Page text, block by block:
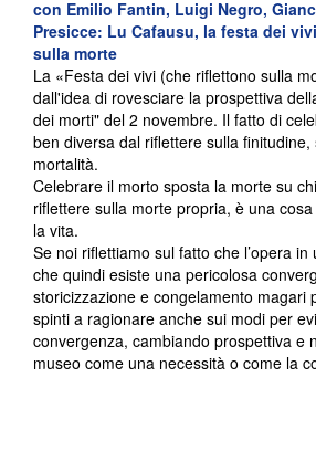
con Emilio Fantin, Luigi Negro,
Presicce: Lu Cafausu, la festa dei
sulla morte
La «Festa dei vivi (che riflettono sulla
dall'idea di rovesciare la prospettiva
dei morti" del 2 novembre. Il fatto di
ben diversa dal riflettere sulla
mortalità.
Celebrare il morto sposta la morte su
riflettere sulla morte propria, è una
la vita.
Se noi riflettiamo sul fatto che l’opera
che quindi esiste una pericolosa
storicizzazione e congelamento magari
spinti a ragionare anche sui modi per
convergenza, cambiando prospettiva e
museo come una necessità o come la